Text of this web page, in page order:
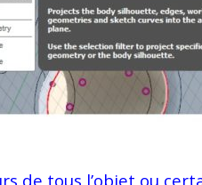
de tous l’objet ou